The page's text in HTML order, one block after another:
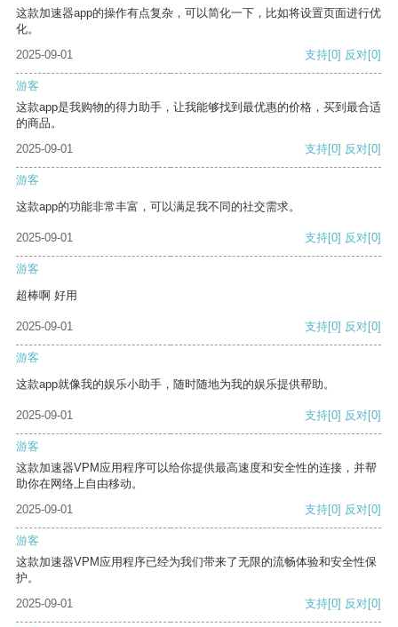
这款加速器app的操作有点复杂，可以简化一下，比如将设置页面进行优
化。
2025-09-01
支持[0] 反对[0]
游客
这款app是我购物的得力助手，让我能够找到最优惠的价格，买到最合适
的商品。
2025-09-01
支持[0] 反对[0]
游客
这款app的功能非常丰富，可以满足我不同的社交需求。
2025-09-01 支持[0] 反对[0]
游客
超棒啊 好用
2025-09-01 支持[0] 反对[0]
游客
这款app就像我的娱乐小助手，随时随地为我的娱乐提供帮助。
2025-09-01 支持[0] 反对[0]
游客
这款加速器VPM应用程序可以给你提供最高速度和安全性的连接，并帮
助你在网络上自由移动。
2025-09-01
支持[0] 反对[0]
游客
这款加速器VPM应用程序已经为我们带来了无限的流畅体验和安全性保
护。
2025-09-01
支持[0] 反对[0]